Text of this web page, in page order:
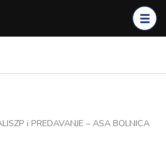
i PREDAVANJE – ASA BOLNICA